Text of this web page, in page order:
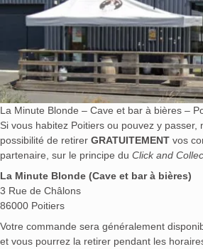
La Minute Blonde – Cave et bar à bières –
Si vous habitez Poitiers ou pouvez y passer,
possibilité de retirer GRATUITEMENT vos
partenaire, sur le principe du Click and
La Minute Blonde (Cave et bar à bières)
3 Rue de Châlons
86000 Poitiers
Votre commande sera généralement
et vous pourrez la retirer pendant les